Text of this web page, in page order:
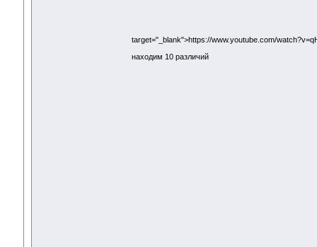
target="_blank">https://www.youtube.com/
находим 10 различий